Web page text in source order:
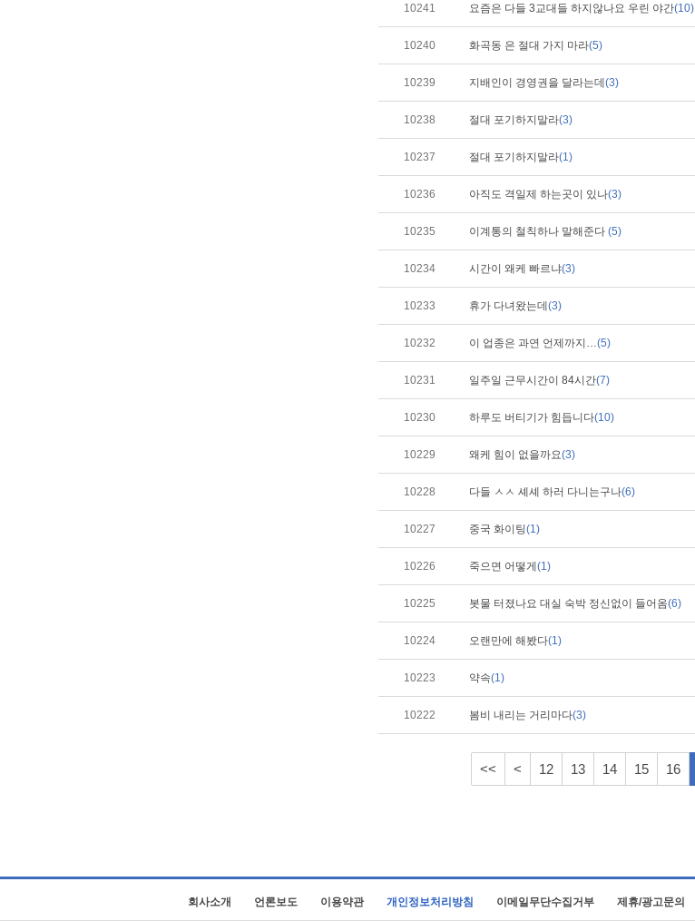
10241 요즘은 다들 3교대들 하지않나요 우린 야간(10)
10240 화곡동 은 절대 가지 마라(5)
10239 지배인이 경영권을 달라는데 (3)
10238 절대 포기하지말라(3)
10237 절대 포기하지말라(1)
10236 아직도 격일제 하는곳이 있나(3)
10235 이계통의 철칙하나 말해준다 (5)
10234 시간이 왜케 빠르냐(3)
10233 휴가 다녀왔는데 (3)
10232 이 업종은 과연 언제까지…(5)
10231 일주일 근무시간이 84시간(7)
10230 하루도 버티기가 힘듭니다(10)
10229 왜케 힘이 없을까요(3)
10228 다들 ㅅㅅ 셰셰 하러 다니는구나(6)
10227 중국 화이팅(1)
10226 죽으면 어떻게 (1)
10225 봇물 터졌나요 대실 숙박 정신없이 들어옴(6)
10224 오랜만에 해봤다(1)
10223 약속(1)
10222 봄비 내리는 거리마다(3)
<< < 12 13 14 15 16
회사소개 언론보도 이용약관 개인정보처리방침 이메일무단수집거부 제휴/광고문의